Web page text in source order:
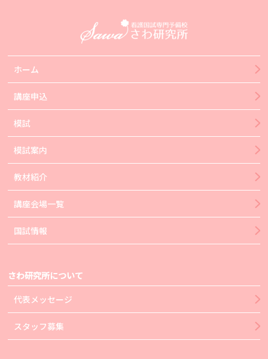
ホーム
講座申込
模試
模試案内
教材紹介
講座会場一覧
国試情報
さわ研究所について
代表メッセージ
スタッフ募集